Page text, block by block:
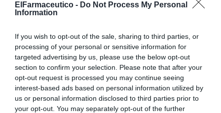
ElFarmaceutico - Do Not Process My Personal
Information
If you wish to opt-out of the sale, sharing to third parties, or
processing of your personal or sensitive information for
targeted advertising by us, please use the below opt-out
section to confirm your selection. Please note that after your
opt-out request is processed you may continue seeing
interest-based ads based on personal information utilized by
us or personal information disclosed to third parties prior to
your opt-out. You may separately opt-out of the further
Verano en la farmacia: fotoprotección y consejo, estés
Editorial Silvia Estebarán
15/07/2025
Fotoprotección, consejo farmacéutico y nuevos retos asistenciales:
la farmacia refuerza su papel clave en prevención, educación sanitaria
y atención al paciente
Extremadura: se intensifican las
protestas de los 151 farmacéuticos
del SES